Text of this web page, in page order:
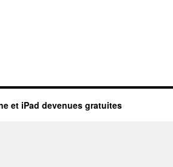
et iPad devenues gratuites